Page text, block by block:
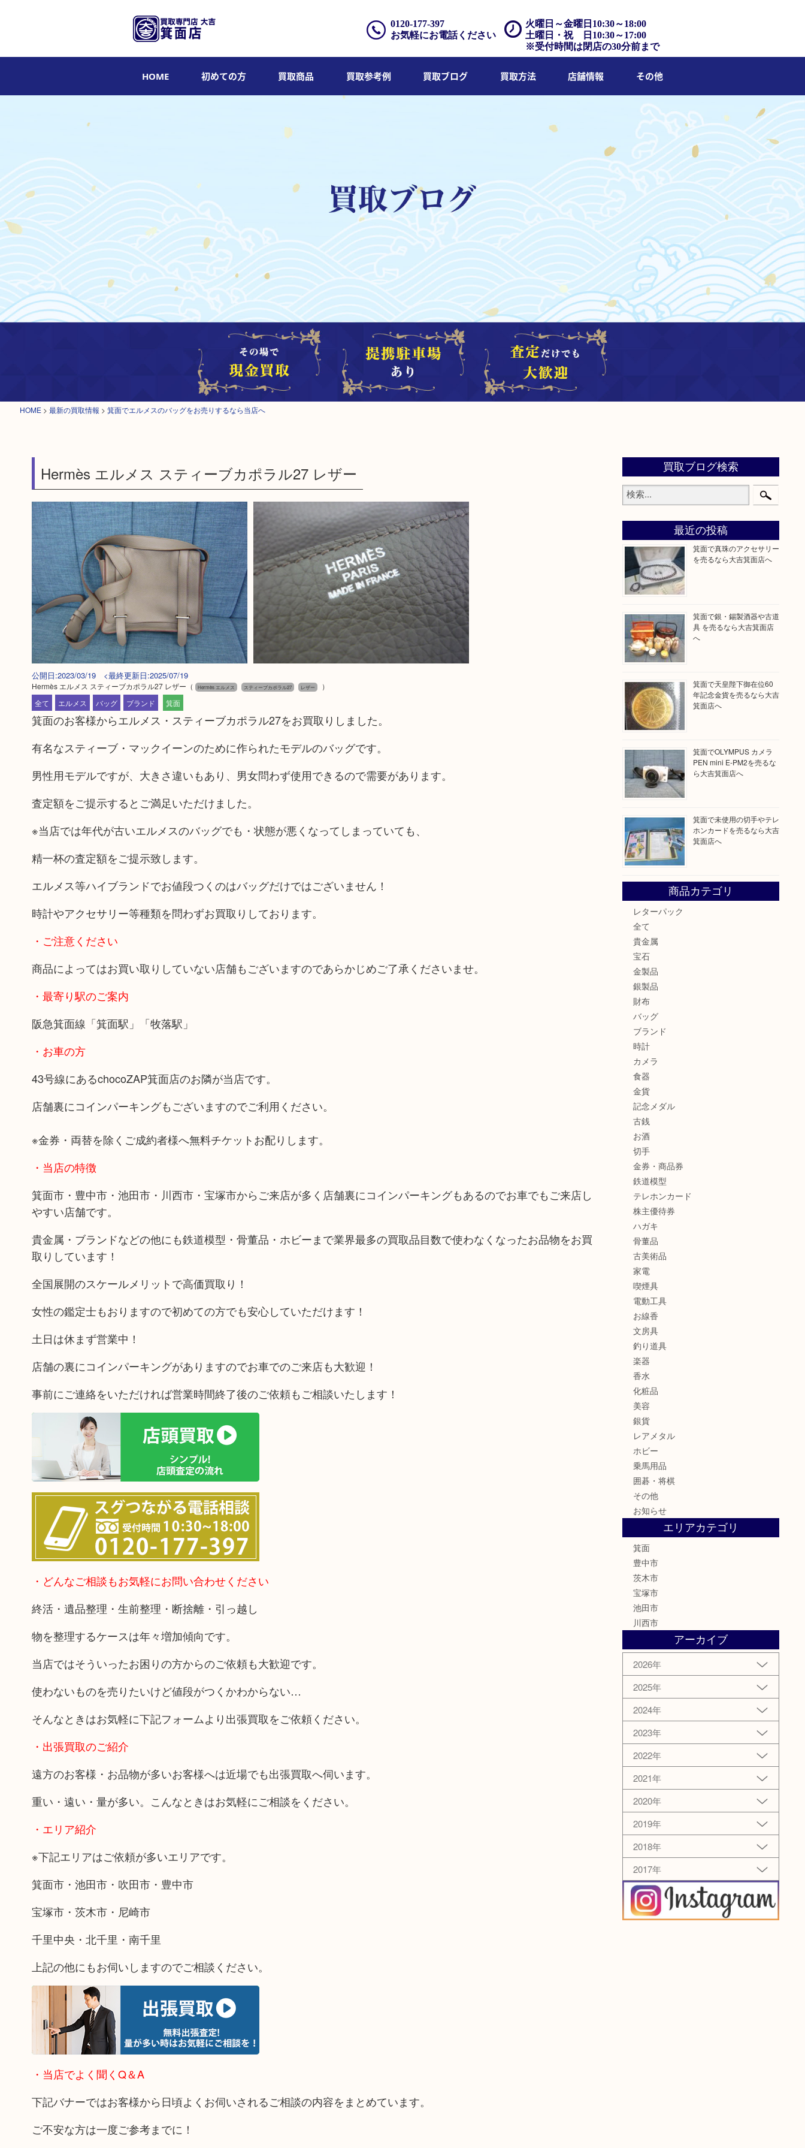
火曜日～金曜日10:30～18:00
土曜日・祝 日10:30～17:00
※受付時間は閉店の30分前まで
0120-177-397
お気軽にお電話ください
HOME 初めての方 買取商品 買取参考例 買取ブログ 買取方法 店舗情報 その他
HOME > 最新の買取情報 > 箕面でエルメスのバッグをお売りするなら当店へ
Hermès エルメス スティーブカポラル27 レザー
公開日:2023/03/19 <最終更新日:2025/07/19
Hermès エルメス スティーブカポラル27 レザー （ Hermès エルメス スティーブカポラル27 レザー
）
全て
エルメス バッグ ブランド 箕面
箕面のお客様からエルメス・スティーブカポラル27をお買取りしました。
有名なスティーブ・マックイーンのために作られたモデルのバッグです。
男性用モデルですが、大きさ違いもあり、男女問わず使用できるので需要があります。
査定額をご提示するとご満足いただけました。
※当店では年代が古いエルメスのバッグでも・状態が悪くなってしまっていても、
精一杯の査定額をご提示致します。
エルメス等ハイブランドでお値段つくのはバッグだけではございません！
時計やアクセサリー等種類を問わずお買取りしております。
・ご注意ください
商品によってはお買い取りしていない店舗もございますのであらかじめご了承くださいませ。
・最寄り駅のご案内
阪急箕面線「箕面駅」「牧落駅」
・お車の方
43号線にあるchocoZAP箕面店のお隣が当店です。
店舗裏にコインパーキングもございますのでご利用ください。
※金券・両替を除くご成約者様へ無料チケットお配りします。
・当店の特徴
箕面市・豊中市・池田市・川西市・宝塚市からご来店が多く店舗裏にコインパーキングもあるのでお車でもご来店し
やすい店舗です。
貴金属・ブランドなどの他にも鉄道模型・骨董品・ホビーまで業界最多の買取品目数で使わなくなったお品物をお買
取りしています！
全国展開のスケールメリットで高価買取り！
女性の鑑定士もおりますので初めての方でも安心していただけます！
土日は休まず営業中！
店舗の裏にコインパーキングがありますのでお車でのご来店も大歓迎！
事前にご連絡をいただければ営業時間終了後のご依頼もご相談いたします！
・どんなご相談もお気軽にお問い合わせください
終活・遺品整理・生前整理・断捨離・引っ越し
物を整理するケースは年々増加傾向です。
当店ではそういったお困りの方からのご依頼も大歓迎です。
使わないものを売りたいけど値段がつくかわからない…
そんなときはお気軽に下記フォームより出張買取をご依頼ください。
・出張買取のご紹介
遠方のお客様・お品物が多いお客様へは近場でも出張買取へ伺います。
重い・遠い・量が多い。こんなときはお気軽にご相談をください。
・エリア紹介
※下記エリアはご依頼が多いエリアです。
箕面市・池田市・吹田市・豊中市
宝塚市・茨木市・尼崎市
千里中央・北千里・南千里
上記の他にもお伺いしますのでご相談ください。
・当店でよく聞くQ＆A
下記バナーではお客様から日頃よくお伺いされるご相談の内容をまとめています。
ご不安な方は一度ご参考までに！
買取ブログ検索
最近の投稿
箕面で真珠のアクセサリー
を売るなら大吉箕面店へ
箕面で銀・錫製酒器や古道
具 を売るなら大吉箕面店
へ
箕面で天皇陛下御在位60
年記念金貨を売るなら大吉
箕面店へ
箕面でOLYMPUS カメラ
PEN mini E-PM2を売るな
ら大吉箕面店へ
箕面で未使用の切手やテレ
ホンカードを売るなら大吉
箕面店へ
商品カテゴリ
レターパック
全て
貴金属
宝石
金製品
銀製品
財布
バッグ
ブランド
時計
カメラ
食器
金貨
記念メダル
古銭
お酒
切手
金券・商品券
鉄道模型
テレホンカード
株主優待券
ハガキ
骨董品
古美術品
家電
喫煙具
電動工具
お線香
文房具
釣り道具
楽器
香水
化粧品
美容
銀貨
レアメタル
ホビー
乗馬用品
囲碁・将棋
その他
お知らせ
エリアカテゴリ
箕面
豊中市
茨木市
宝塚市
池田市
川西市
アーカイブ
2026年
2025年
2024年
2023年
2022年
2021年
2020年
2019年
2018年
2017年